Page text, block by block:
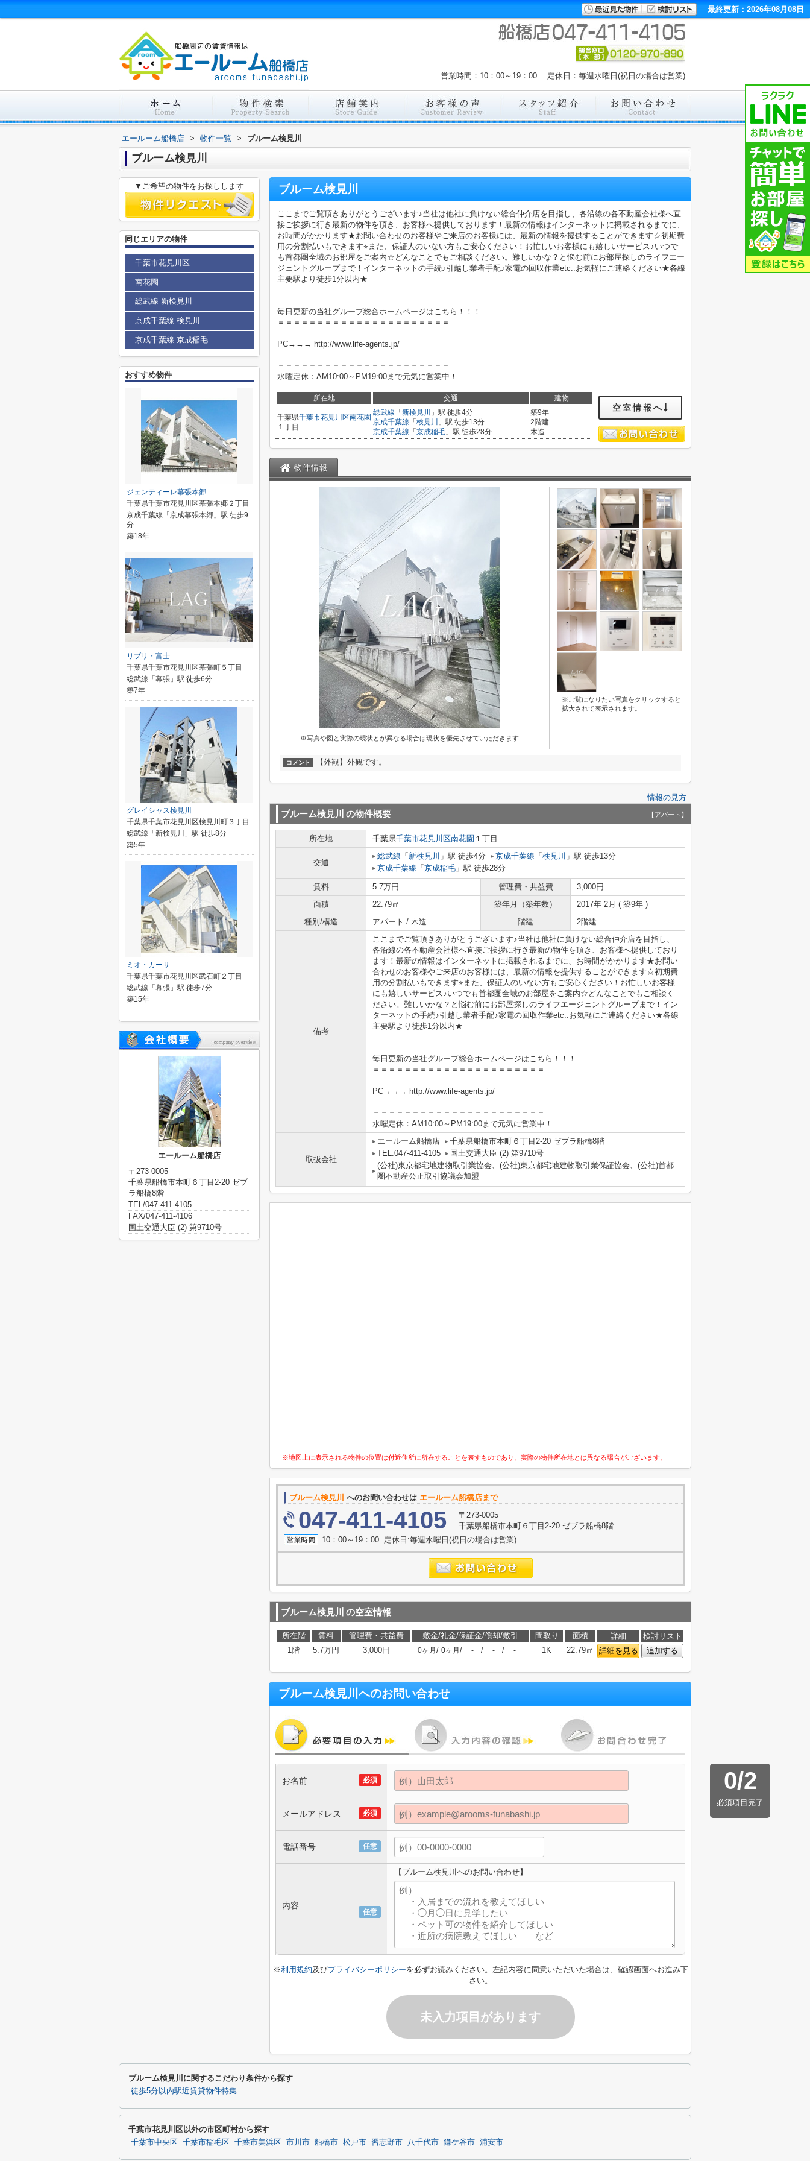
最終更新：2026年08月08日
営業時間：10：00～19：00 定休日：毎週水曜日(祝日の場合は営業)
エールーム船橋店 > 物件一覧 > ブルーム検見川
ブルーム検見川
ブルーム検見川
ここまでご覧頂きありがとうございます♪当社は他社に負けない総合仲介店を目指し、各沿線の各不動産会社様へ直
接ご挨拶に行き最新の物件を頂き、お客様へ提供しております！最新の情報はインターネットに掲載されるまでに、
お時間がかかります★お問い合わせのお客様やご来店のお客様には、最新の情報を提供することができます☆初期費
用の分割払いもできます⭐︎また、保証人のいない方もご安心ください！お忙しいお客様にも嬉しいサービス♪いつで
も首都圏全域のお部屋をご案内☆どんなことでもご相談ください。難しいかな？と悩む前にお部屋探しのライフエー
ジェントグループまで！インターネットの手続♪引越し業者手配♪家電の回収作業etc..お気軽にご連絡ください★各線
主要駅より徒歩1分以内★
毎日更新の当社グループ総合ホームページはこちら！！！
＝＝＝＝＝＝＝＝＝＝＝＝＝＝＝＝＝＝＝＝＝＝
PC→→→ http://www.life-agents.jp/
＝＝＝＝＝＝＝＝＝＝＝＝＝＝＝＝＝＝＝＝＝＝
水曜定休：AM10:00～PM19:00まで元気に営業中！
所在地 交通 建物
千葉県千葉市花見川区南花園
１丁目
総武線 「 新検見川
」駅 徒歩4分
京成千葉線 「 検見川
」駅 徒歩13分
京成千葉線 「 京成稲毛 」駅 徒歩28分
築9年
2階建
木造
空室情報へ
物件情報
※写真や図と実際の現状とが異なる場合は現状を優先させていただきます
※ご覧になりたい写真をクリックすると
拡大されて表示されます。
コメント 【外観】外観です。
情報の見方
ブルーム検見川 の物件概要 【アパート】
所在地 千葉県千葉市花見川区南花園 １丁目
交通
総武線 「 新検見川 」駅 徒歩4分 京成千葉線 「 検見川 」駅 徒歩13分
京成千葉線 「 京成稲毛 」駅 徒歩28分
賃料 5.7万円 管理費・共益費
3,000円
面積
22.79㎡ 築年月（築年数）
2017年 2月 ( 築9年 )
種別/構造
アパート / 木造 階建 2階建
備考
ここまでご覧頂きありがとうございます♪当社は他社に負けない総合仲介店を目指し、
各沿線の各不動産会社様へ直接ご挨拶に行き最新の物件を頂き、お客様へ提供しており
ます！最新の情報はインターネットに掲載されるまでに、お時間がかかります★お問い
合わせのお客様やご来店のお客様には、最新の情報を提供することができます☆初期費
用の分割払いもできます⭐︎また、保証人のいない方もご安心ください！お忙しいお客様
にも嬉しいサービス♪いつでも首都圏全域のお部屋をご案内☆どんなことでもご相談く
ださい。難しいかな？と悩む前にお部屋探しのライフエージェントグループまで！イン
ターネットの手続♪引越し業者手配♪家電の回収作業etc..お気軽にご連絡ください★各線
主要駅より徒歩1分以内★
毎日更新の当社グループ総合ホームページはこちら！！！
＝＝＝＝＝＝＝＝＝＝＝＝＝＝＝＝＝＝＝＝＝＝
PC→→→ http://www.life-agents.jp/
＝＝＝＝＝＝＝＝＝＝＝＝＝＝＝＝＝＝＝＝＝＝
水曜定休：AM10:00～PM19:00まで元気に営業中！
取扱会社
エールーム船橋店
千葉県船橋市本町６丁目2-20 ゼブラ船橋8階
TEL:047-411-4105
国土交通大臣 (2) 第9710号
(公社)東京都宅地建物取引業協会、(公社)東京都宅地建物取引業保証協会、(公社)首都
圏不動産公正取引協議会加盟
※地図上に表示される物件の位置は付近住所に所在することを表すものであり、実際の物件所在地とは異なる場合がございます。
ブルーム検見川 へのお問い合わせは エールーム船橋店まで
047-411-4105
〒273-0005
千葉県船橋市本町６丁目2-20 ゼブラ船橋8階
10：00～19：00 定休日:毎週水曜日(祝日の場合は営業)
ブルーム検見川 の空室情報
所在階 賃料 管理費・共益費 敷金/礼金/保証金/償却/敷引 間取り 面積 詳細
検討リスト
1階
5.7万円 3,000円 0ヶ月 / 0ヶ月 / - / - / - 1K 22.79㎡ 詳細を見る 追加する
ブルーム検見川 へのお問い合わせ
0/2
必須項目完了
必須
お名前
必須
メールアドレス
任意
電話番号
任意
内容
【ブルーム検見川へのお問い合わせ】
※利用規約及びプライバシーポリシーを必ずお読みください。左記内容に同意いただいた場合は、確認画面へお進み下
さい。
未入力項目があります
▼ご希望の物件をお探しします
同じエリアの物件
千葉市花見川区
南花園
総武線 新検見川
京成千葉線 検見川
京成千葉線 京成稲毛
おすすめ物件
ジェンティーレ幕張本郷
千葉県千葉市花見川区幕張本郷２丁目
京成千葉線「京成幕張本郷」駅 徒歩9
分
築18年
リブリ・富士
千葉県千葉市花見川区幕張町５丁目
総武線「幕張」駅 徒歩6分
築7年
グレイシャス検見川
千葉県千葉市花見川区検見川町３丁目
総武線「新検見川」駅 徒歩8分
築5年
ミオ・カーサ
千葉県千葉市花見川区武石町２丁目
総武線「幕張」駅 徒歩7分
築15年
エールーム船橋店
〒273-0005
千葉県船橋市本町６丁目2-20 ゼブ
ラ船橋8階
TEL/047-411-4105
FAX/047-411-4106
国土交通大臣 (2) 第9710号
ブルーム検見川に関するこだわり条件から探す
徒歩5分以内駅近賃貸物件特集
千葉市花見川区以外の市区町村から探す
千葉市中央区 千葉市稲毛区 千葉市美浜区 市川市 船橋市 松戸市 習志野市 八千代市 鎌ケ谷市 浦安市